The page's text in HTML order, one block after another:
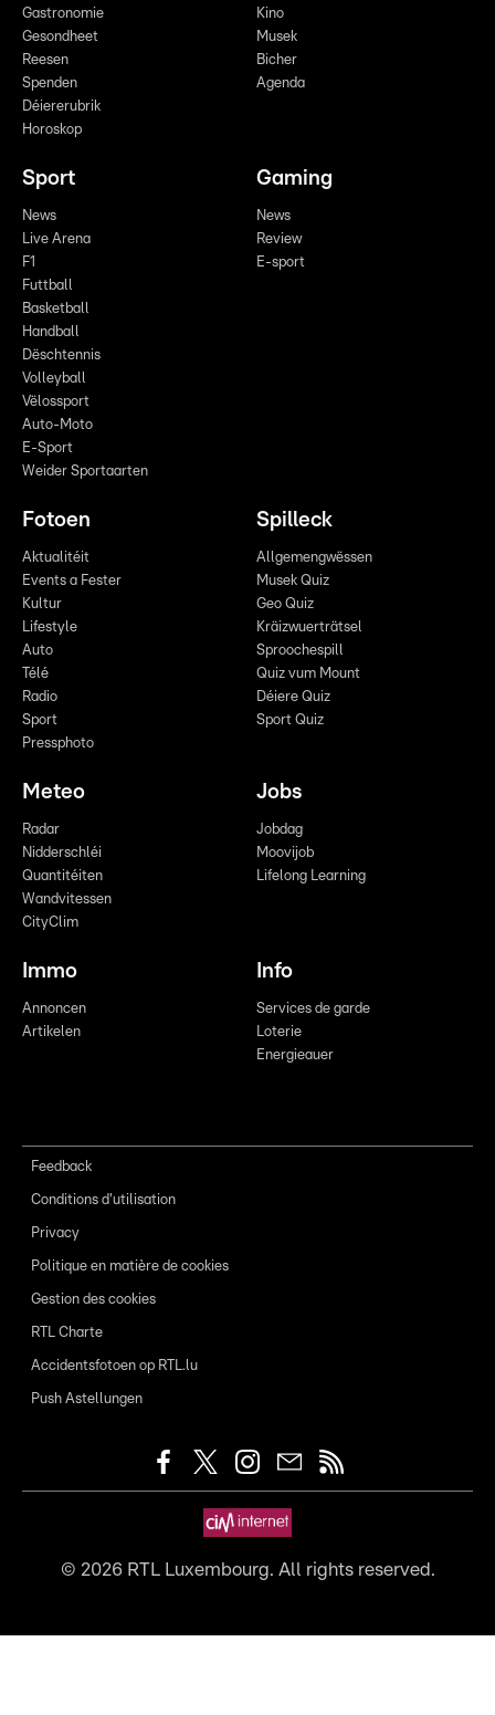
Gastronomie
Gesondheet
Reesen
Spenden
Déiererubrik
Horoskop
Kino
Musek
Bicher
Agenda
Sport
News
Live Arena
F1
Futtball
Basketball
Handball
Dëschtennis
Volleyball
Vëlossport
Auto-Moto
E-Sport
Weider Sportaarten
Gaming
News
Review
E-sport
Fotoen
Aktualitéit
Events a Fester
Kultur
Lifestyle
Auto
Télé
Radio
Sport
Pressphoto
Spilleck
Allgemengwëssen
Musek Quiz
Geo Quiz
Kräizwuerträtsel
Sproochespill
Quiz vum Mount
Déiere Quiz
Sport Quiz
Meteo
Radar
Nidderschléi
Quantitéiten
Wandvitessen
CityClim
Jobs
Jobdag
Moovijob
Lifelong Learning
Immo
Annoncen
Artikelen
Info
Services de garde
Loterie
Energieauer
Feedback
Conditions d'utilisation
Privacy
Politique en matière de cookies
Gestion des cookies
RTL Charte
Accidentsfotoen op RTL.lu
Push Astellungen
© 2026RTL Luxembourg. All rights reserved.